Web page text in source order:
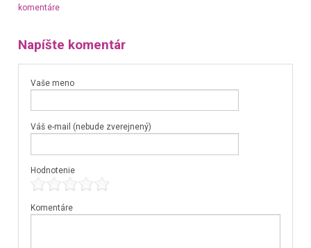
komentáre
Napíšte komentár
Vaše meno
Váš e-mail (nebude zverejnený)
Hodnotenie
Komentáre